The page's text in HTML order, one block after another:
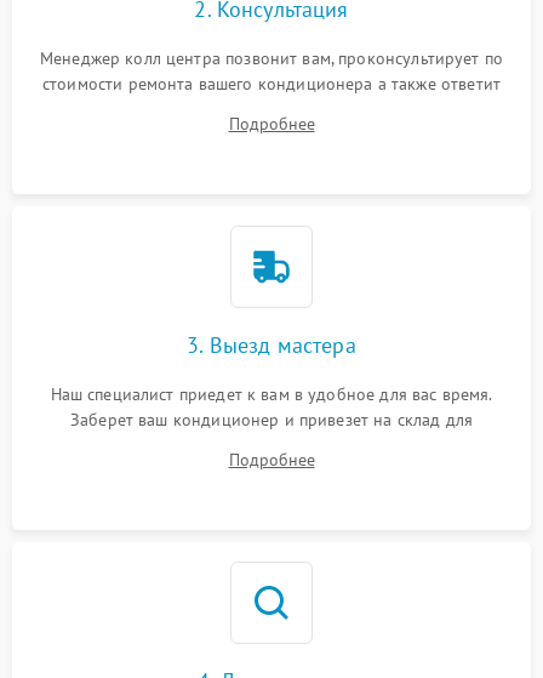
2. Консультация
Менеджер колл центра позвонит вам, проконсультирует по
стоимости ремонта вашего кондиционера а также ответит
Подробнее
3. Выезд мастера
Наш специалист приедет к вам в удобное для вас время.
Заберет ваш кондиционер и привезет на склад для
Подробнее